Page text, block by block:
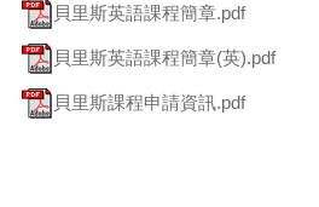
貝里斯英語課程簡章.pdf
貝里斯英語課程簡章(英).pdf
貝里斯課程申請資訊.pdf